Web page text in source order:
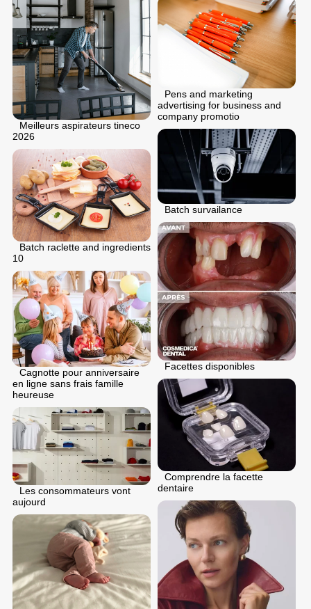
Meilleurs aspirateurs tineco
2026
Pens and marketing
advertising for business and
company promotio
Batch survailance
Batch raclette and ingredients
10
Facettes disponibles
Cagnotte pour anniversaire
en ligne sans frais famille
heureuse
Comprendre la facette
dentaire
Les consommateurs vont
aujourd